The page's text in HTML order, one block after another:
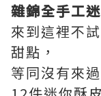
雜錦全手工
來到這裡不
甜點，
等同沒有來過